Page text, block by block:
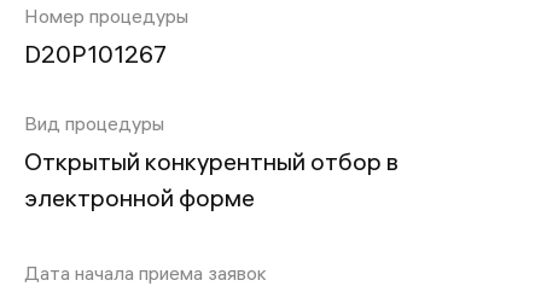
Номер процедуры
D20P101267
Вид процедуры
Открытый конкурентный отбор в
электронной форме
Дата начала приема заявок